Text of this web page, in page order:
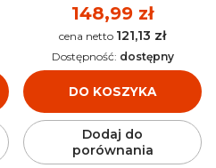
Cena
148,99 zł
Cena 121,13 zł
DO KOSZYKA
Dostępność: dostępny
Dodaj do
porównania